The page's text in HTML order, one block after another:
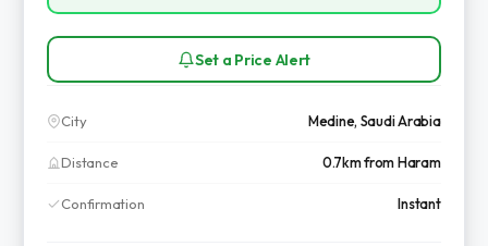
Set a Price Alert
City Medine, Saudi Arabia
Distance 0.7km from Haram
Confirmation Instant